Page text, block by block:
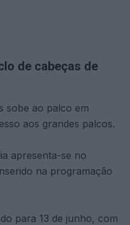
de cabeças de
sobe ao palco em
aos grandes palcos.
apresenta-se no
na programação
para 13 de junho, com